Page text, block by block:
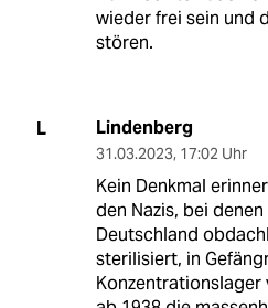
wieder frei sein und
stören.
L Lindenberg
31.03.2023, 17:02 Uhr
Kein Denkmal
den Nazis, bei
Deutschland
sterilisiert, in